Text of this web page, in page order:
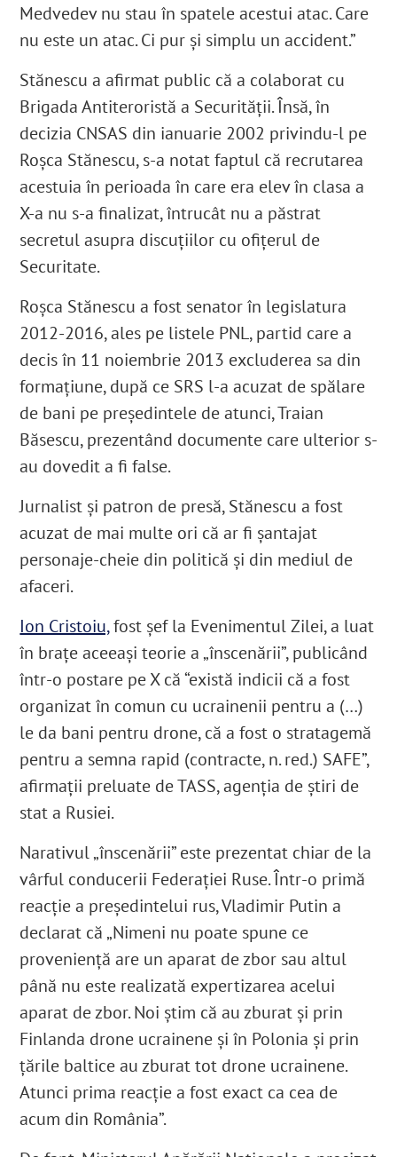
Medvedev nu stau în spatele acestui atac. Care
nu este un atac. Ci pur și simplu un accident.”
Stănescu a afirmat public că a colaborat cu
Brigada Antiteroristă a Securităţii. Însă, în
decizia CNSAS din ianuarie 2002 privindu-l pe
Roşca Stănescu, s-a notat faptul că recrutarea
acestuia în perioada în care era elev în clasa a
X-a nu s-a finalizat, întrucât nu a păstrat
secretul asupra discuţiilor cu ofiţerul de
Securitate.
Roşca Stănescu a fost senator în legislatura
2012-2016, ales pe listele PNL, partid care a
decis în 11 noiembrie 2013 excluderea sa din
formațiune, după ce SRS l-a acuzat de spălare
de bani pe preşedintele de atunci, Traian
Băsescu, prezentând documente care ulterior s-
au dovedit a fi false.
Jurnalist și patron de presă, Stănescu a fost
acuzat de mai multe ori că ar fi șantajat
personaje-cheie din politică și din mediul de
afaceri.
Ion Cristoiu,fost șef la Evenimentul Zilei, a luat
în brațe aceeași teorie a „înscenării”, publicând
într-o postare pe X că “există indicii că a fost
organizat în comun cu ucrainenii pentru a (…)
le da bani pentru drone, că a fost o stratagemă
pentru a semna rapid (contracte, n. red.) SAFE”,
afirmații preluate de TASS, agenția de știri de
stat a Rusiei.
Narativul „înscenării” este prezentat chiar de la
vârful conducerii Federației Ruse. Într-o primă
reacție a președintelui rus, Vladimir Putin a
declarat că „Nimeni nu poate spune ce
proveniență are un aparat de zbor sau altul
până nu este realizată expertizarea acelui
aparat de zbor. Noi știm că au zburat și prin
Finlanda drone ucrainene și în Polonia și prin
țările baltice au zburat tot drone ucrainene.
Atunci prima reacție a fost exact ca cea de
acum din România”.